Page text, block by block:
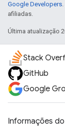
Google Developers
afiliadas.
Última atualização
Stack
GitHub
Google
Informações